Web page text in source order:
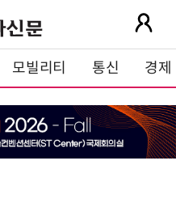
모빌리티 통신 경제